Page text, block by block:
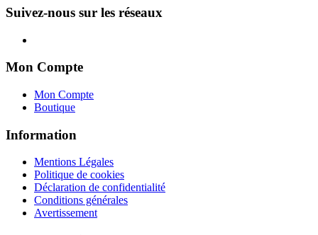
Suivez-nous sur les réseaux
Mon Compte
Mon Compte
Boutique
Information
Mentions Légales
Politique de cookies
Déclaration de confidentialité
Conditions générales
Avertissement